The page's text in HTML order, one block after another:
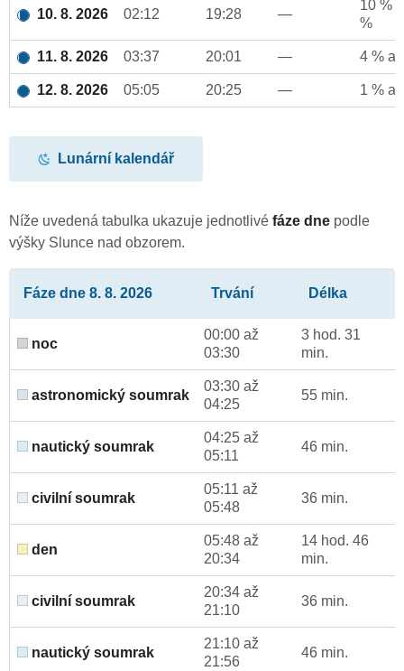
10. 8. 2026 02:12 19:28 —
10 %
%
11. 8. 2026 03:37 20:01 — 4 %
12. 8. 2026 05:05 20:25 — 1 %
Lunární kalendář
Níže uvedená tabulka ukazuje jednotlivé fáze dne podle
výšky Slunce nad obzorem.
Fáze dne 8. 8. 2026 Trvání Délka
noc
00:00 až
03:30
3 hod. 31
min.
astronomický soumrak
03:30 až
04:25
55 min.
nautický soumrak
04:25 až
05:11
46 min.
civilní soumrak
05:11 až
05:48
36 min.
den
05:48 až
20:34
14 hod. 46
min.
civilní soumrak
20:34 až
21:10
36 min.
nautický soumrak
21:10 až
21:56
46 min.